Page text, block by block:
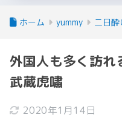
ホーム yummy 二日酔
外国人も多く訪れ
武蔵虎嘯
2020年1月14日